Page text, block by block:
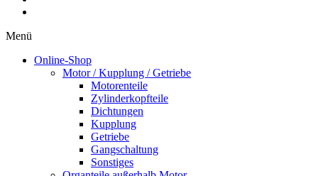
Menü
Online-Shop
Motor / Kupplung / Getriebe
Motorenteile
Zylinderkopfteile
Dichtungen
Kupplung
Getriebe
Gangschaltung
Sonstiges